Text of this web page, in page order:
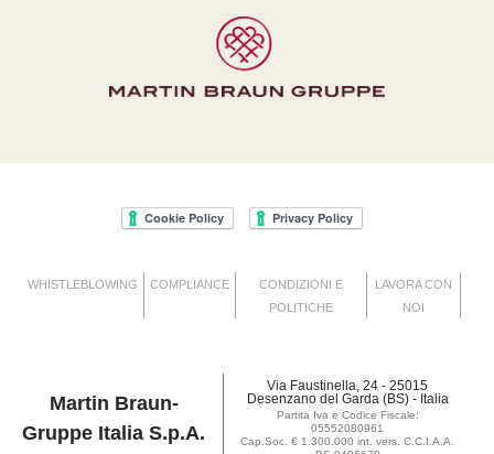
Martin Braun-
Gruppe Italia S.p.A.
Via Faustinella, 24 - 25015
Desenzano del Garda (BS) - Italia
Partita Iva e Codice Fiscale:
05552080961
Cap.Soc. € 1.300.000 int. vers. C.C.I.A.A.
WHISTLEBLOWING COMPLIANCE
CONDIZIONI E
POLITICHE
LAVORA CON
NOI